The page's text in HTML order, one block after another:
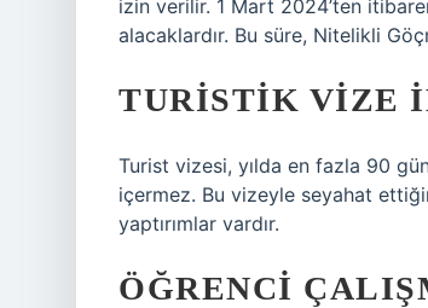
izin verilir. 1 Mart 2024’ten
alacaklardır. Bu süre, Nitelikli
TURISTIK VIZE
Turist vizesi, yılda en fazla 90
içermez. Bu vizeyle seyahat
yaptırımlar vardır.
ÖĞRENCI